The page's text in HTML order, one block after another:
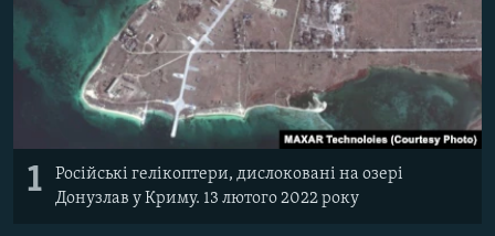
Усі сайти RFE/RL
1
Російські гелікоптери, дислоковані на озері
Донузлав у Криму. 13 лютого 2022 року